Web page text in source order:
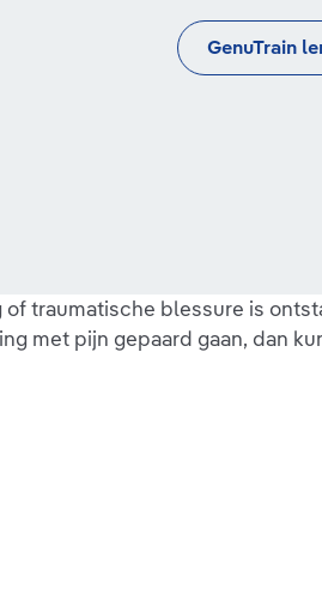
GenuTrain
traumatische blessure is
met pijn gepaard gaan, dan